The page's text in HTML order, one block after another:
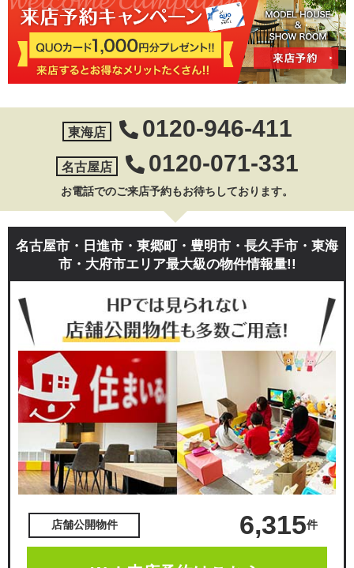
東海店 0120-946-411
名古屋店 0120-071-331
お電話でのご来店予約もお待ちしております。
名古屋市・日進市・東郷町・豊明市・長久手市・東海
市・大府市エリア最大級の物件情報量!!
店舗公開物件 6,315件